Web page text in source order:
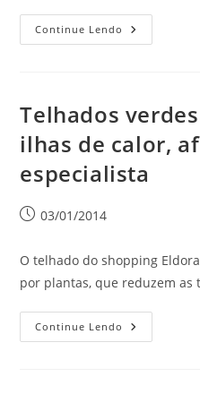
Continue Lendo
Telhados
ilhas de calor,
especialista
03/01/2014
O telhado do shopping
por plantas, que reduzem as
Continue Lendo